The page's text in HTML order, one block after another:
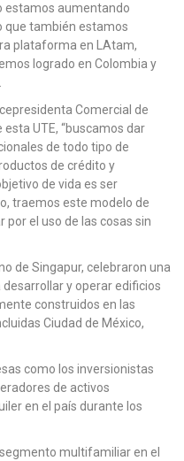
estamos aumentando
que también estamos
plataforma en LAtam,
logrado en Colombia y
Comercial de
UTE, “buscamos dar
de todo tipo de
de crédito y
de vida es ser
traemos este modelo de
por el uso de las cosas sin
de Singapur, celebraron una
y operar edificios
construidos en las
Ciudad de México,
como los inversionistas
de activos
en el país durante los
multifamiliar en el